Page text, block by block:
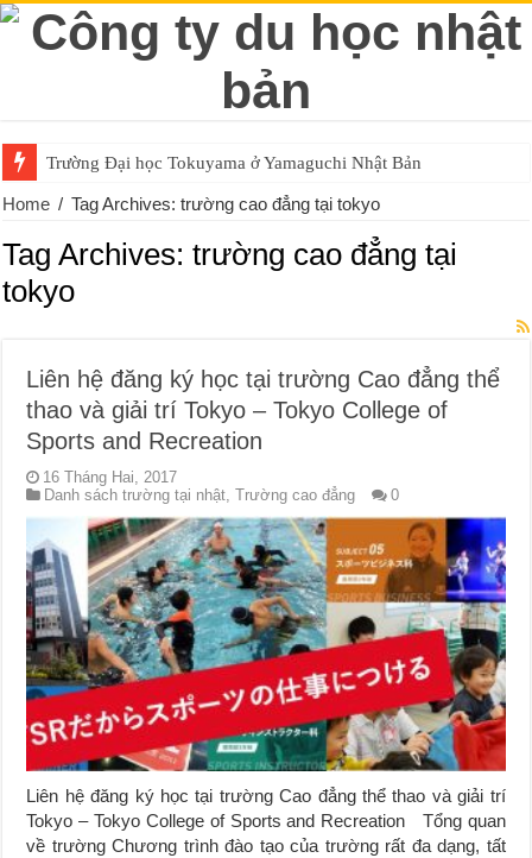
Trường Đại học Tokuyama ở Yamaguchi Nhật Bản
Home / Tag Archives: trường cao đẳng tại tokyo
Tag Archives:trường cao đẳng tại
tokyo
Liên hệ đăng ký học tại trường Cao đẳng thể
thao và giải trí Tokyo – Tokyo College of
Sports and Recreation
16 Tháng Hai, 2017
Danh sách trường tại nhật,Trường cao đẳng 0
Liên hệ đăng ký học tại trường Cao đẳng thể thao và giải trí
Tokyo – Tokyo College of Sports and Recreation Tổng quan
về trường Chương trình đào tạo của trường rất đa dạng, tất